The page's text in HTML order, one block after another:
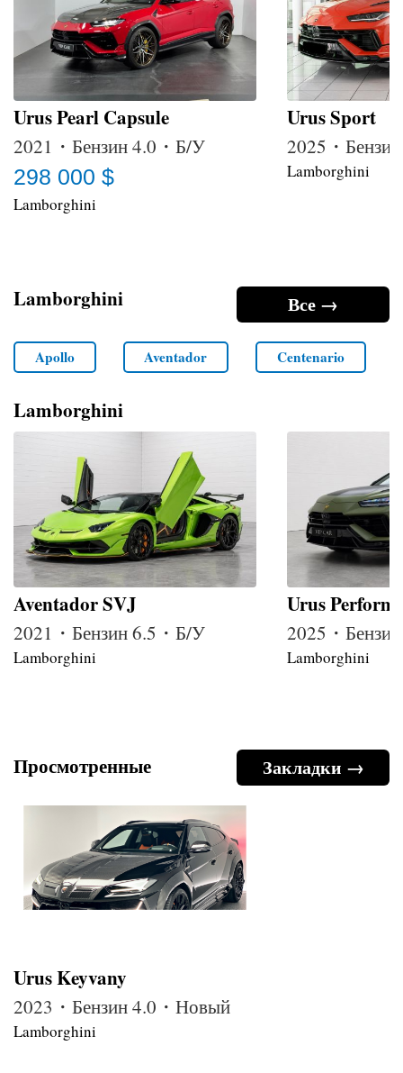
Urus Pearl Capsule
2021・Бензин 4.0・Б/У
298 000 $
Lamborghini
Urus Sport
2025・
Lamborghini
Все →
Lamborghini
Apollo Aventador Centenario
Lamborghini
Aventador SVJ
2021・Бензин 6.5・Б/У
Lamborghini
Urus
2025・
Lamborghini
Закладки →
Просмотренные
Urus Keyvany
2023・Бензин 4.0・Новый
Lamborghini